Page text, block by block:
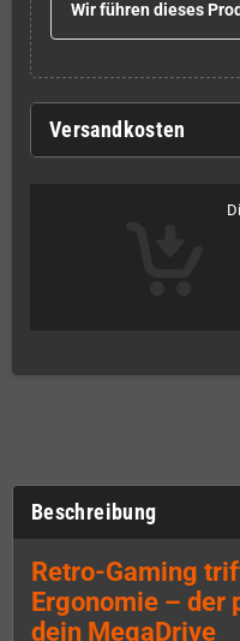
Wir führen dieses
Versandkosten
Beschreibung
Retro-Gaming
Ergonomie – der
dein MegaDrive